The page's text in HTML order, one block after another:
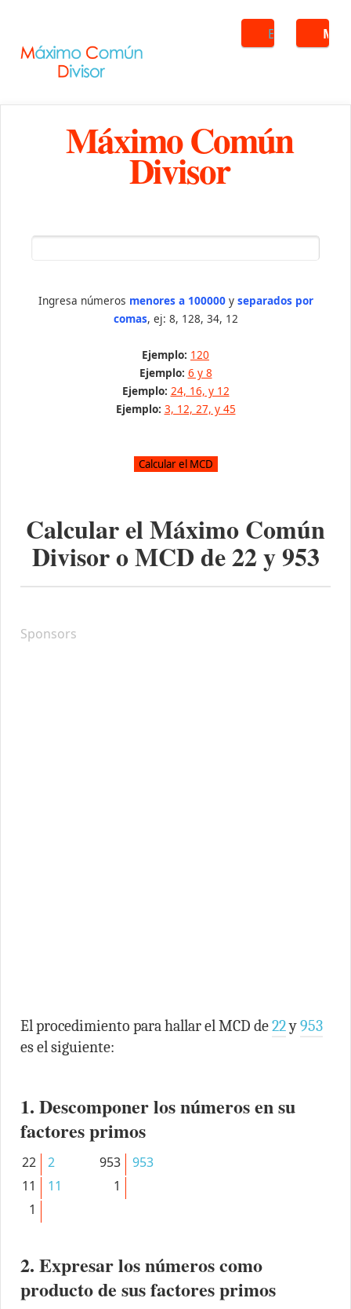
Buscar
Máximo Común
Divisor
Ingresa números menores a 100000y separados por
comas, ej: 8, 128, 34, 12
Ejemplo: 120
Ejemplo: 6 y 8
Ejemplo: 24, 16, y 12
Ejemplo: 3, 12, 27, y 45
Calcular el Máximo Común
Divisor o MCD de22y953
Sponsors
El procedimiento para hallar el MCD de22y953
es el siguiente:
1. Descomponer los números en su
factores primos
22
2
11
11
1
953
953
1
2. Expresar los números como
producto de sus factores primos